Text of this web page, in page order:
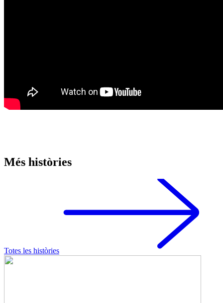
Més històries
Totes les històries